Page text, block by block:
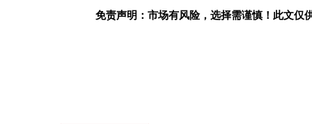
免责声明：市场有风险，选择需谨慎！此文仅